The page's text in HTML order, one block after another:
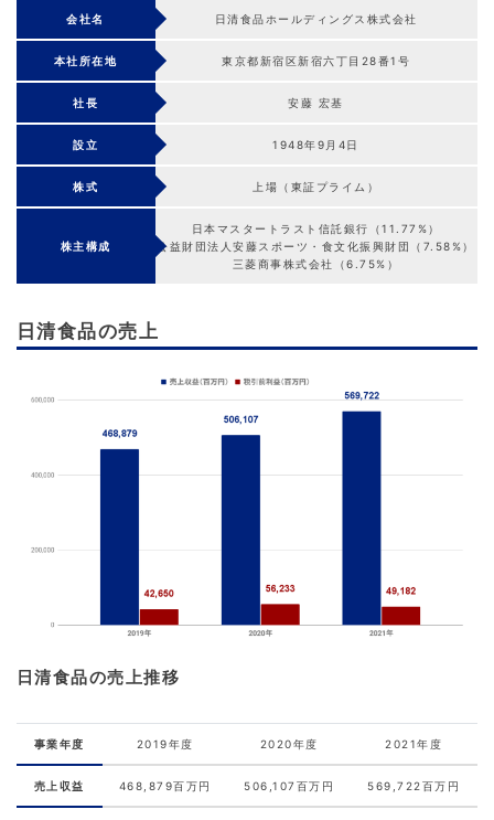
会社名 日清食品ホールディングス株式会社
本社所在地 東京都新宿区新宿六丁目28番1号
社長 安藤 宏基
設立 1948年9月4日
株式 上場（東証プライム）
株主構成
日本マスタートラスト信託銀行（11.77%）
公益財団法人安藤スポーツ・食文化振興財団（7.58%）
三菱商事株式会社（6.75%）
日清食品の売上
日清食品の売上推移
事業年度 2019年度 2020年度 2021年度
売上収益 468,879百万円 506,107百万円 569,722百万円